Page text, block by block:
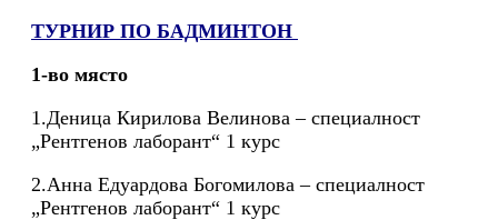
ТУРНИР ПО БАДМИНТОН
1-во място
1.Деница Кирилова Велинова – специалност
„Рентгенов лаборант“ 1 курс
2.Анна Едуардова Богомилова – специалност
„Рентгенов лаборант“ 1 курс